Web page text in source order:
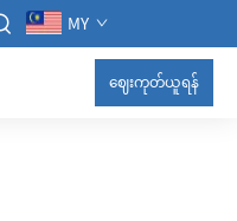
MY
ဈေးကုတ်ယူရန်